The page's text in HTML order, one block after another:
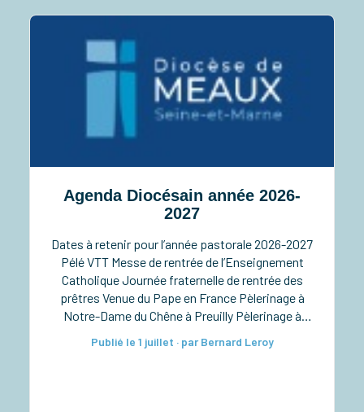
Agenda Diocésain année 2026-
2027
Dates à retenir pour l’année pastorale 2026-2027
Pélé VTT Messe de rentrée de l’Enseignement
Catholique Journée fraternelle de rentrée des
prêtres Venue du Pape en France Pèlerinage à
Notre-Dame du Chêne à Preuilly Pèlerinage à
diaconales à la cathédrale Taizé pour les lycéens
Publié le 1 juillet · par Bernard Leroy